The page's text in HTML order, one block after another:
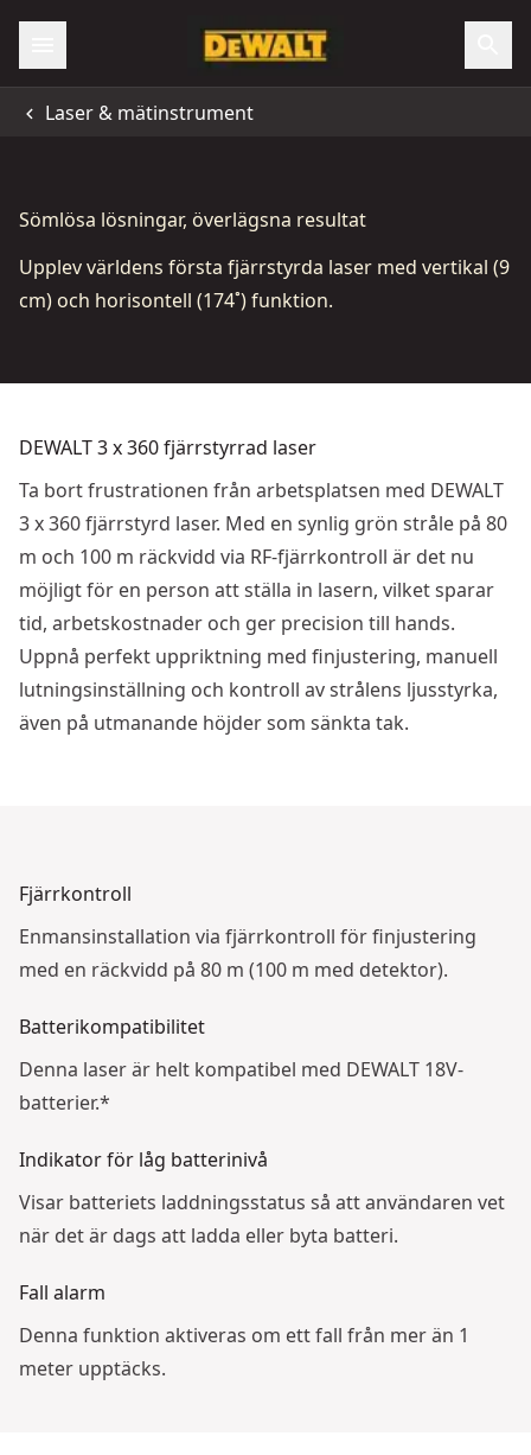
Laser & mätinstrument
Sömlösa lösningar, överlägsna resultat
Upplev världens första fjärrstyrda laser med vertikal (9
cm) och horisontell (174˚) funktion.
DEWALT 3 x 360 fjärrstyrrad laser
Ta bort frustrationen från arbetsplatsen med DEWALT
3 x 360 fjärrstyrd laser. Med en synlig grön stråle på 80
m och 100 m räckvidd via RF-fjärrkontroll är det nu
möjligt för en person att ställa in lasern, vilket sparar
tid, arbetskostnader och ger precision till hands.
Uppnå perfekt uppriktning med finjustering, manuell
lutningsinställning och kontroll av strålens ljusstyrka,
även på utmanande höjder som sänkta tak.
Se video
Fjärrkontroll
Enmansinstallation via fjärrkontroll för finjustering
med en räckvidd på 80 m (100 m med detektor).
Batterikompatibilitet
Denna laser är helt kompatibel med DEWALT 18V-
batterier.*
Indikator för låg batterinivå
Visar batteriets laddningsstatus så att användaren vet
när det är dags att ladda eller byta batteri.
Fall alarm
Denna funktion aktiveras om ett fall från mer än 1
meter upptäcks.